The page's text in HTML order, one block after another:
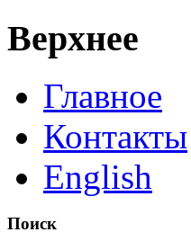
Верхнее
Главное
Контакты
English
Поиск